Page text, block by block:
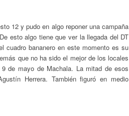
12 y pudo en algo reponer una campaña
esto algo tiene que ver la llegada del DT
cuadro bananero en este momento es su
que no ha sido el mejor de los locales
de mayo de Machala. La mitad de esos
Herrera. También figuró en medio